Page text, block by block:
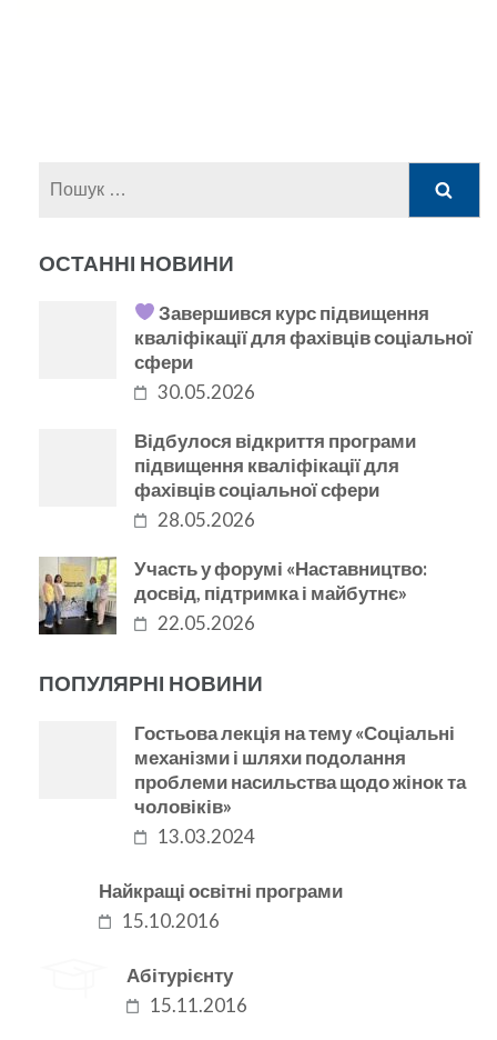
ОСТАННІ НОВИНИ
Завершився курс підвищення
кваліфікації для фахівців соціальної
сфери
30.05.2026
Відбулося відкриття програми
підвищення кваліфікації для
фахівців соціальної сфери
28.05.2026
Участь у форумі «Наставництво:
досвід, підтримка і майбутнє»
22.05.2026
ПОПУЛЯРНІ НОВИНИ
Гостьова лекція на тему «Соціальні
механізми і шляхи подолання
проблеми насильства щодо жінок та
чоловіків»
13.03.2024
Найкращі освітні програми
15.10.2016
Абітурієнту
15.11.2016